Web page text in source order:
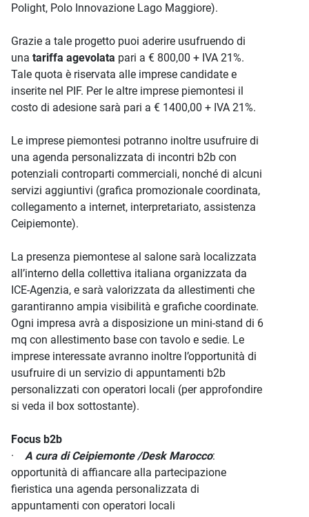
Polight, Polo Innovazione Lago Maggiore).
Grazie a tale progetto puoi aderire usufruendo di
una tariffa agevolata pari a € 800,00 + IVA 21%.
Tale quota è riservata alle imprese candidate e
inserite nel PIF. Per le altre imprese piemontesi il
costo di adesione sarà pari a € 1400,00 + IVA 21%.
Le imprese piemontesi potranno inoltre usufruire di
una agenda personalizzata di incontri b2b con
potenziali controparti commerciali, nonché di alcuni
servizi aggiuntivi (grafica promozionale coordinata,
collegamento a internet, interpretariato, assistenza
Ceipiemonte).
La presenza piemontese al salone sarà localizzata
all’interno della collettiva italiana organizzata da
ICE-Agenzia, e sarà valorizzata da allestimenti che
garantiranno ampia visibilità e grafiche coordinate.
Ogni impresa avrà a disposizione un mini-stand di 6
mq con allestimento base con tavolo e sedie. Le
imprese interessate avranno inoltre l’opportunità di
usufruire di un servizio di appuntamenti b2b
personalizzati con operatori locali (per approfondire
si veda il box sottostante).
Focus b2b
· A cura di Ceipiemonte /Desk Marocco:
opportunità di affiancare alla partecipazione
fieristica una agenda personalizzata di
appuntamenti con operatori locali